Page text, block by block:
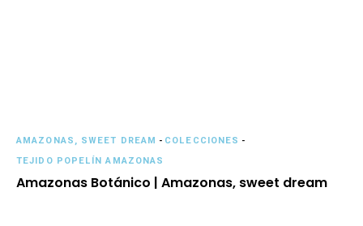
AMAZONAS, SWEET DREAM - COLECCIONES -
TEJIDO POPELÍN AMAZONAS
Amazonas Botánico | Amazonas, sweet dream